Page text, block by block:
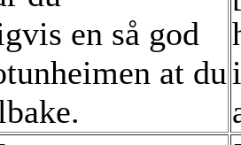
en så god
at du